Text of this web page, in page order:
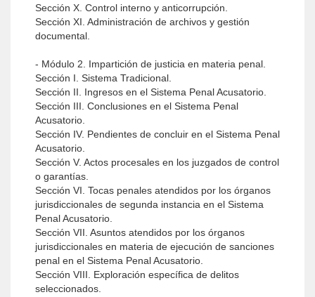
Sección X. Control interno y anticorrupción.
Sección XI. Administración de archivos y gestión
documental.
- Módulo 2. Impartición de justicia en materia penal.
Sección I. Sistema Tradicional.
Sección II. Ingresos en el Sistema Penal Acusatorio.
Sección III. Conclusiones en el Sistema Penal
Acusatorio.
Sección IV. Pendientes de concluir en el Sistema Penal
Acusatorio.
Sección V. Actos procesales en los juzgados de control
o garantías.
Sección VI. Tocas penales atendidos por los órganos
jurisdiccionales de segunda instancia en el Sistema
Penal Acusatorio.
Sección VII. Asuntos atendidos por los órganos
jurisdiccionales en materia de ejecución de sanciones
penal en el Sistema Penal Acusatorio.
Sección VIII. Exploración específica de delitos
seleccionados.